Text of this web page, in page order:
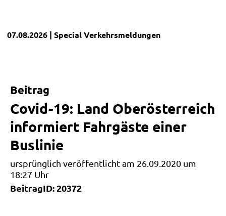
07.08.2026 | SpecialVerkehrsmeldungen
Beitrag
Covid-19: Land Oberösterreich
informiert Fahrgäste einer
Buslinie
ursprünglich veröffentlicht am 26.09.2020 um
18:27 Uhr
BeitragID: 20372